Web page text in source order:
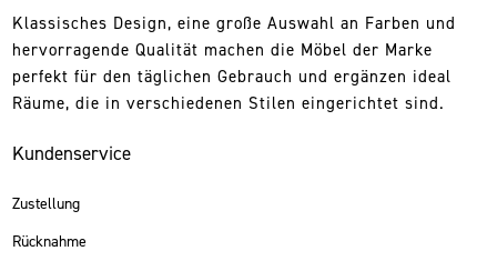
Klassisches Design, eine große Auswahl an Farben und
hervorragende Qualität machen die Möbel der Marke
perfekt für den täglichen Gebrauch und ergänzen ideal
Räume, die in verschiedenen Stilen eingerichtet sind.
Kundenservice
Zustellung
Rücknahme